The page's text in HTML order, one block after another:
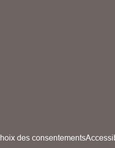
des consentements